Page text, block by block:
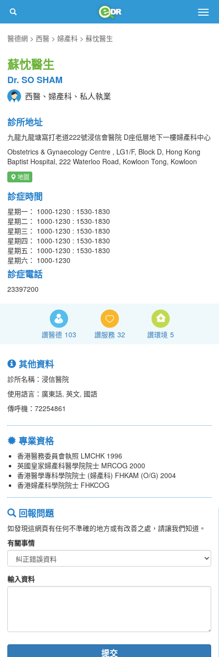
醫德網
西醫 婦產科 蘇忱醫生
蘇忱醫生
Dr. SO SHAM
西醫、婦產科、私人執業
診所地址
九龍九龍塘窩打老道222號浸信會醫院 D座低層地下一樓婦產科中心
Obstetrics & Gynaecology Centre , LG1/F, Block D, Hong Kong
Baptist Hospital, 222 Waterloo Road, Kowloon Tong, Kowloon
地圖
診症時間
星期一： 1000-1230 : 1530-1830
星期二： 1000-1230 : 1530-1830
星期三： 1000-1230 : 1530-1830
星期四： 1000-1230 : 1530-1830
星期五： 1000-1230 : 1530-1830
星期六： 1000-1230
診症電話
23397200
讚醫德 103 讚服務 32 讚環境 5
其他資料
診所名稱：浸信醫院
使用語言：廣東話, 英文, 國語
傳呼機：72254861
專業資格
香港醫務委員會執照 LMCHK 1996
英國皇家婦產科醫學院院士 MRCOG 2000
香港醫學專科學院院士 (婦產科) FHKAM (O/G) 2004
香港婦產科學院院士 FHKCOG
回報問題
如發現這網頁有任何不準確的地方或有改善之處，請讓我們知道。
有關事情
輸入資料
提交